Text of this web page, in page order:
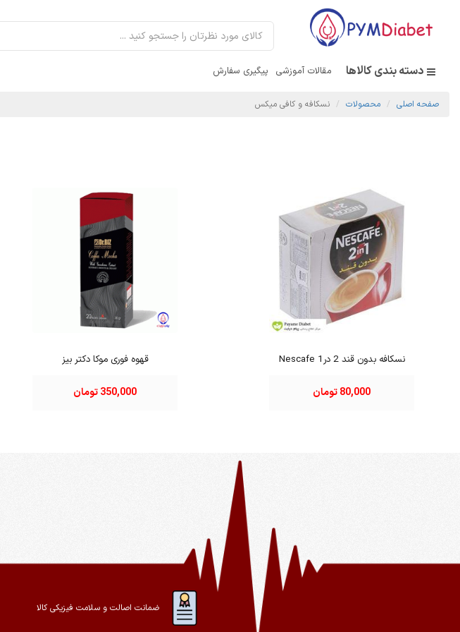
دسته بندی کالاها مقالات آموزشی پیگیری سفارش
صفحه اصلی محصولات نسکافه و کافی میکس
نسکافه بدون قند 2 در1 Nescafe
80,000 تومان
قهوه فوری موکا دکتر بیز
350,000 تومان
ضمانت اصالت و سلامت فیزیکی کالا